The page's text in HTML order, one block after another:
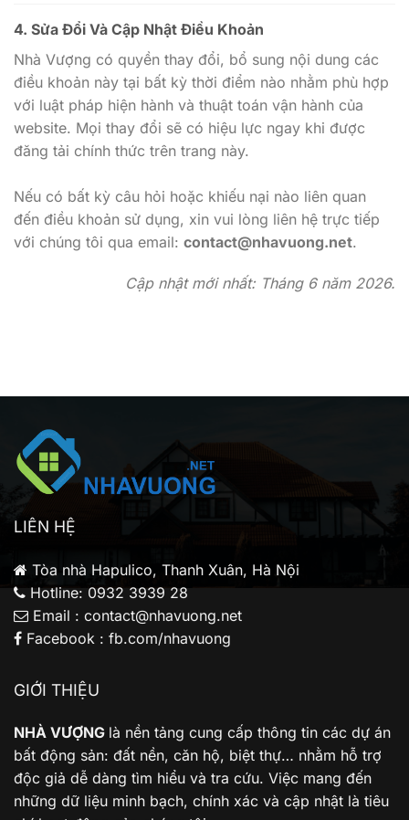
4. Sửa Đổi Và Cập Nhật Điều Khoản
Nhà Vượng có quyền thay đổi, bổ sung nội dung các
điều khoản này tại bất kỳ thời điểm nào nhằm phù hợp
với luật pháp hiện hành và thuật toán vận hành của
website. Mọi thay đổi sẽ có hiệu lực ngay khi được
đăng tải chính thức trên trang này.
Nếu có bất kỳ câu hỏi hoặc khiếu nại nào liên quan
đến điều khoản sử dụng, xin vui lòng liên hệ trực tiếp
với chúng tôi qua email: contact@nhavuong.net.
Cập nhật mới nhất: Tháng 6 năm 2026.
LIÊN HỆ
Tòa nhà Hapulico, Thanh Xuân, Hà Nội
Hotline: 0932 3939 28
Email : contact@nhavuong.net
Facebook : fb.com/nhavuong
GIỚI THIỆU
NHÀ VƯỢNG là nền tảng cung cấp thông tin các dự án
bất động sản: đất nền, căn hộ, biệt thự… nhằm hỗ trợ
độc giả dễ dàng tìm hiểu và tra cứu. Việc mang đến
những dữ liệu minh bạch, chính xác và cập nhật là tiêu